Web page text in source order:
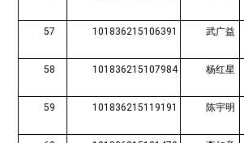
57
101836215106391 武广益
58
101836215107984 杨红星
59
101836215119191 陈宇明